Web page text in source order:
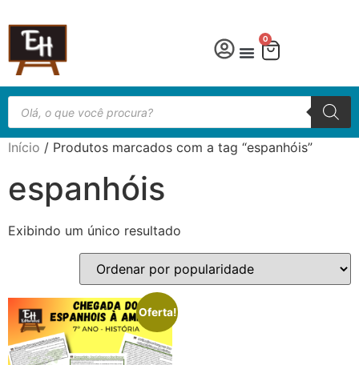
0
Início / Produtos marcados com a tag “espanhóis”
espanhóis
Exibindo um único resultado
Oferta!